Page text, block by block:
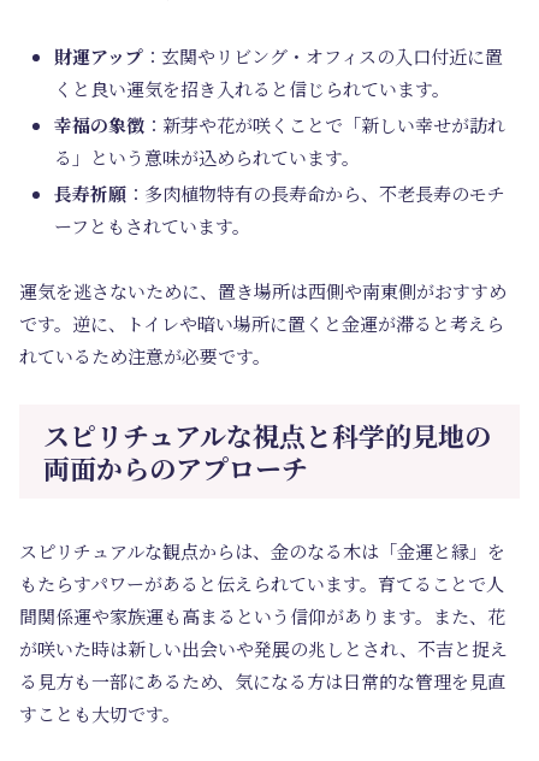
財運アップ ：玄関やリビング・オフィスの入口付近に置
くと良い運気を招き入れると信じられています。
幸福の象徴 ：新芽や花が咲くことで「新しい幸せが訪れ
る」という意味が込められています。
長寿祈願 ：多肉植物特有の長寿命から、不老長寿のモチ
ーフともされています。
運気を逃さないために、置き場所は西側や南東側がおすすめ
です。逆に、トイレや暗い場所に置くと金運が滞ると考えら
れているため注意が必要です。
スピリチュアルな視点と科学的見地の
両面からのアプローチ
スピリチュアルな観点からは、金のなる木は「金運と縁」を
もたらすパワーがあると伝えられています。育てることで人
間関係運や家族運も高まるという信仰があります。また、花
が咲いた時は新しい出会いや発展の兆しとされ、不吉と捉え
る見方も一部にあるため、気になる方は日常的な管理を見直
すことも大切です。